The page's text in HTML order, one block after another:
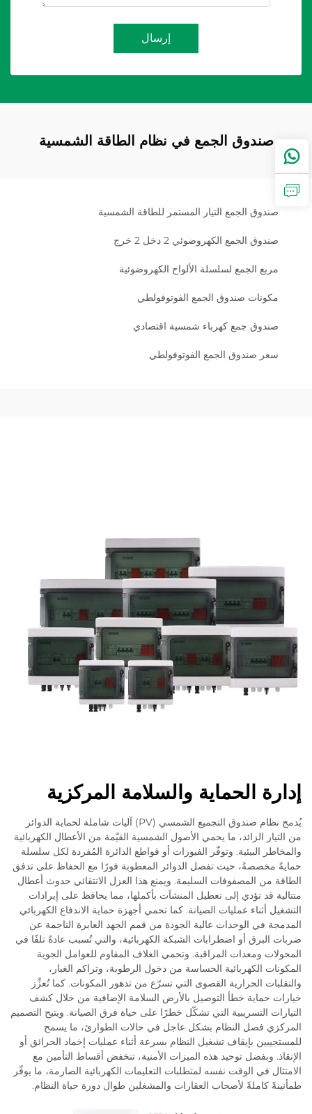
إرسال
صندوق الجمع في نظام الطاقة الشمسية
صندوق الجمع التيار المستمر للطاقة الشمسية
صندوق الجمع الكهروضوئي 2 دخل 2 خرج
مربع الجمع لسلسلة الألواح الكهروضوئية
مكونات صندوق الجمع الفوتوفولطي
صندوق جمع كهرباء شمسية اقتصادي
سعر صندوق الجمع الفوتوفولطي
إدارة الحماية والسلامة المركزية
يُدمج نظام صندوق التجميع الشمسي (PV) آليات شاملة لحماية الدوائر
من التيار الزائد، ما يحمي الأصول الشمسية القيّمة من الأعطال الكهربائية
والمخاطر البيئية. وتوفّر الفيوزات أو قواطع الدائرة المُفردة لكل سلسلة
حمايةً مخصصةً، حيث تفصل الدوائر المعطوبة فورًا مع الحفاظ على تدفق
الطاقة من المصفوفات السليمة. ويمنع هذا العزل الانتقائي حدوث أعطال
متتالية قد تؤدي إلى تعطيل المنشآت بأكملها، مما يحافظ على إيرادات
التشغيل أثناء عمليات الصيانة. كما تحمي أجهزة حماية الاندفاع الكهربائي
المدمجة في الوحدات عالية الجودة من قمم الجهد العابرة الناجمة عن
ضربات البرق أو اضطرابات الشبكة الكهربائية، والتي تُسبب عادةً تلفًا في
المحولات ومعدات المراقبة. وتحمي الغلاف المقاوم للعوامل الجوية
المكونات الكهربائية الحساسة من دخول الرطوبة، وتراكم الغبار،
والتقلبات الحرارية القصوى التي تسرّع من تدهور المكونات. كما تُعزِّز
خيارات حماية خطأ التوصيل بالأرض السلامة الإضافية من خلال كشف
التيارات التسريبية التي تشكّل خطرًا على حياة فرق الصيانة. ويتيح التصميم
المركزي فصل النظام بشكل عاجل في حالات الطوارئ، ما يسمح
للمستجيبين بإيقاف تشغيل النظام بسرعة أثناء عمليات إخماد الحرائق أو
الإنقاذ. وبفضل توحيد هذه الميزات الأمنية، تنخفض أقساط التأمين مع
الامتثال في الوقت نفسه لمتطلبات التعليمات الكهربائية الصارمة، ما يوفّر
طمأنينةً كاملةً لأصحاب العقارات والمشغلين طوال دورة حياة النظام.